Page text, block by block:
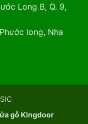
Long B, Q. 9,
long, Nha
gỗ Kingdoor